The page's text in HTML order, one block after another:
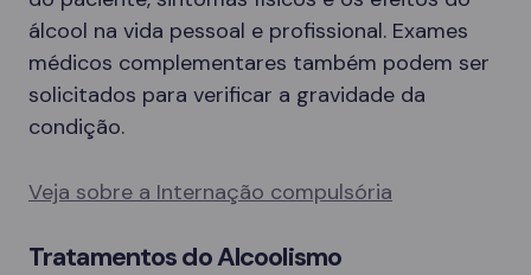
álcool na vida pessoal e profissional. Exames
médicos complementares também podem ser
solicitados para verificar a gravidade da
condição.
Veja sobre a Internação compulsória
Tratamentos do Alcoolismo